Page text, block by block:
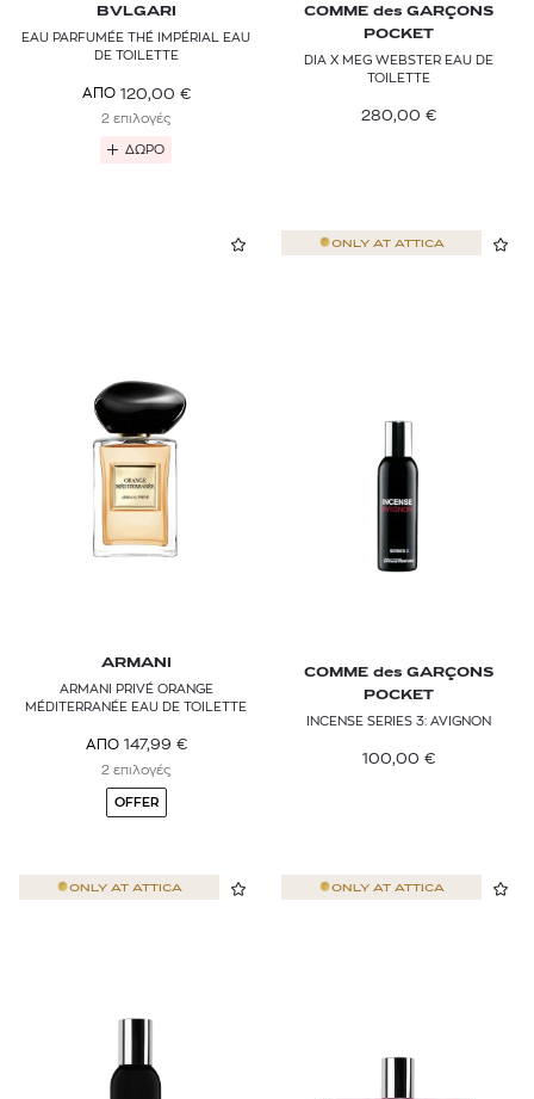
BVLGARI
EAU PARFUMÉE THÉ IMPÉRIAL EAU
DE TOILETTE
ΑΠΟ 120,00 €
2 επιλογές
ΔΩΡΟ
COMME des GARÇONS
POCKET
DIA X MEG WEBSTER EAU DE
TOILETTE
280,00 €
ARMANI
ARMANI PRIVÉ ORANGE
MÉDITERRANÉE EAU DE TOILETTE
ΑΠΟ 147,99 €
2 επιλογές
OFFER
ONLY AT ATTICA
COMME des GARÇONS
POCKET
INCENSE SERIES 3: AVIGNON
100,00 €
ONLY AT ATTICA ONLY AT ATTICA